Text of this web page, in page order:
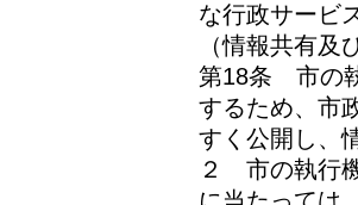
な行政サービ
（情報共有及
第18条 市の
するため、市
すく公開し、
２ 市の執行